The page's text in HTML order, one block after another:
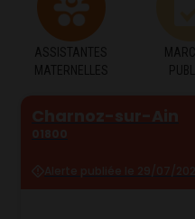
ASSISTANTES
MATERNELLES